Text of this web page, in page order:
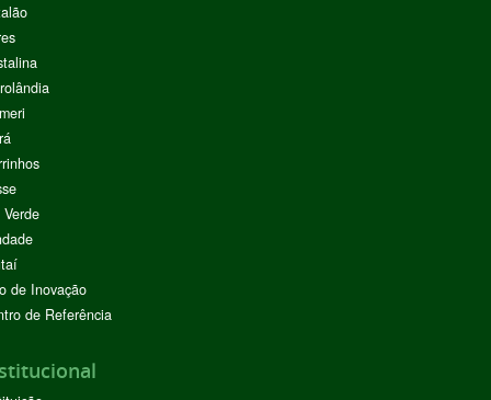
de Inovação
de Referência